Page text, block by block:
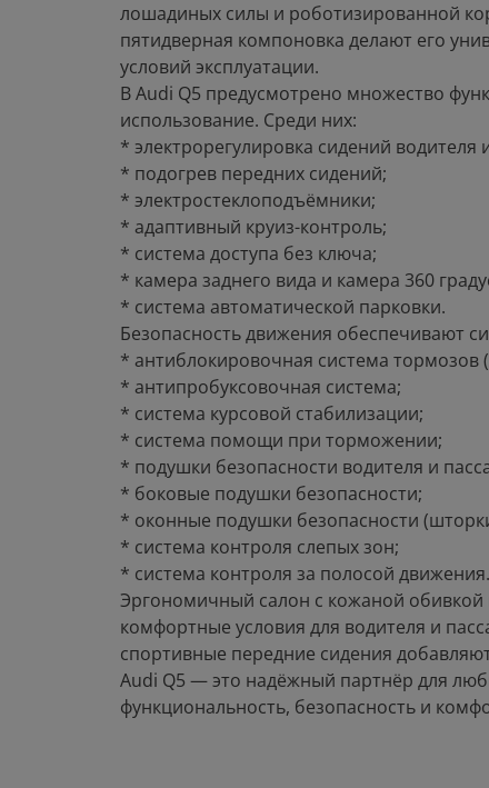
лошадиных силы и роботизированной
пятидверная компоновка делают его
условий эксплуатации.
В Audi Q5 предусмотрено множество
использование. Среди них:
* электрорегулировка сидений водителя
* подогрев передних сидений;
* электростеклоподъёмники;
* адаптивный круиз-контроль;
* система доступа без ключа;
* камера заднего вида и камера 360
* система автоматической парковки.
Безопасность движения обеспечивают
* антиблокировочная система тормозов
* антипробуксовочная система;
* система курсовой стабилизации;
* система помощи при торможении;
* подушки безопасности водителя и
* боковые подушки безопасности;
* оконные подушки безопасности
* система контроля слепых зон;
* система контроля за полосой движения.
Эргономичный салон с кожаной обивкой
комфортные условия для водителя и
спортивные передние сидения
Audi Q5 — это надёжный партнёр для
функциональность, безопасность и